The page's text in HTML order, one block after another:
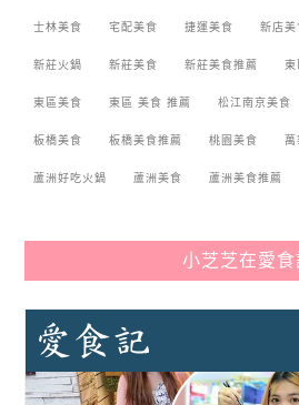
士林美食 宅配美食 捷運美食 新店美
新莊火鍋 新莊美食 新莊美食推薦 東
東區美食 東區 美食 推薦 松江南京美食
板橋美食 板橋美食推薦 桃園美食 萬
蘆洲好吃火鍋 蘆洲美食 蘆洲美食推薦
小芝芝在愛食